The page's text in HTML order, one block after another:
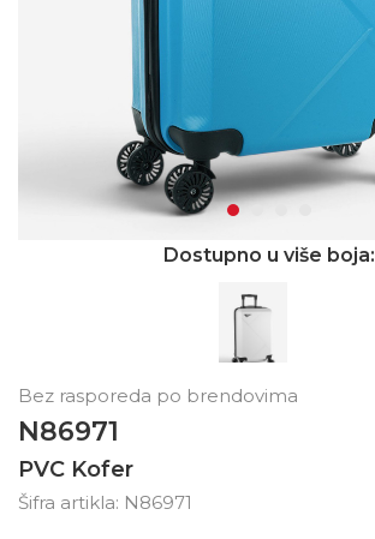
Dostupno u više boja:
Bez rasporeda po brendovima
N86971
PVC Kofer
Šifra artikla: N86971